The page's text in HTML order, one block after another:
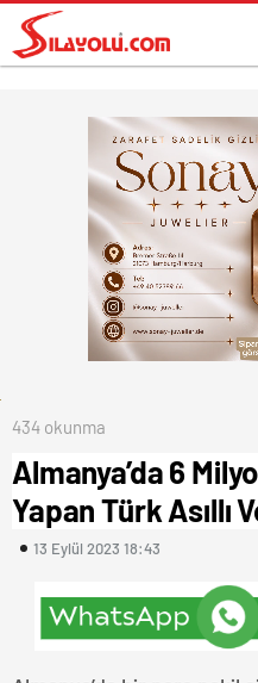
434 okunma
Almanya’da 6
Yapan Türk Asıllı
13 Eylül 2023 18:43